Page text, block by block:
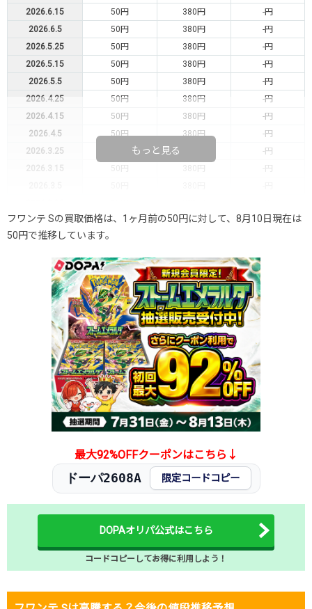
2026.6.15
50円 380円
-円
2026.6.5
50円 380円
-円
2026.5.25
50円 380円
-円
2026.5.15
50円 380円
-円
2026.5.5
50円 380円
-円
2026.4.25
50円 380円
-円
2026.4.15
50円 380円
-円
2026.4.5
50円 380円
-円
2026.3.25
-円
2026.3.15
50円 380円
-円
2026.2.15
50円 380円
-円
2026.2.5
2026.1.15
50円 380円
2026.1.5
50円 380円
2025.12.25
50円 380円
2025.12.15
50円 380円
2025.12.5
50円 380円
2025.11.25
50円 380円
2025.11.15
50円 380円
2025.11.5
50円 380円
2025.10.25
50円 380円
発売日初動
300円 980円 900～1,000円
もっと見る
フワンテ Sの買取価格は、1ヶ月前の50円に対して、8月10日現在は
50円で推移しています。
最大92%OFFクーポンはこちら↓
ドーパ2608A 限定コードコピー
DOPAオリパ公式はこちら
コードコピーしてお得に利用しよう！